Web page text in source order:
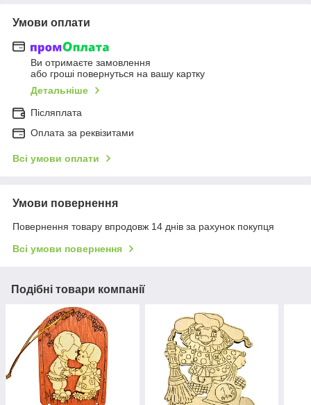
Умови оплати
Ви отримаєте замовлення
або гроші повернуться на вашу картку
Детальніше
Післяплата
Оплата за реквізитами
Всі умови оплати
Умови повернення
Повернення товару впродовж 14 днів за рахунок покупця
Всі умови повернення
Подібні товари компанії